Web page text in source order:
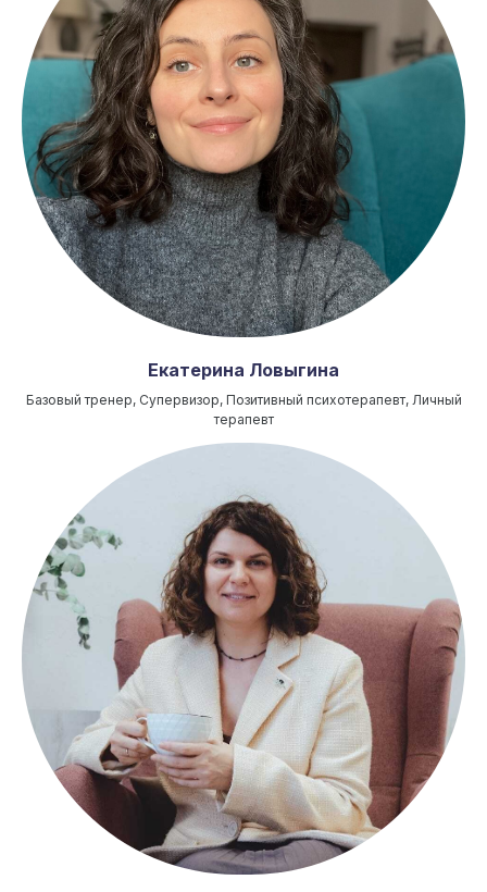
Екатерина Ловыгина
Базовый тренер, Супервизор, Позитивный психотерапевт, Личный
терапевт